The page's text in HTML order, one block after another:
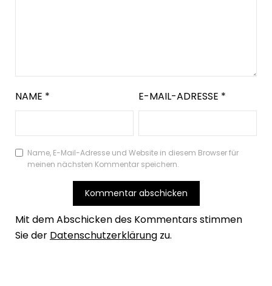
NAME * E-MAIL-ADRESSE *
Name, E-Mail-Adresse und Website in diesem Browser für
meinen nächsten Kommentar speichern.
Mit dem Abschicken des Kommentars stimmen
Sie der Datenschutzerklärung zu.